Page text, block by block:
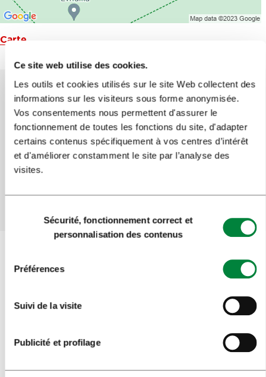
Ce site web utilise des cookies.
Les outils et cookies utilisés sur le site Web collectent des
informations sur les visiteurs sous forme anonymisée.
Vos consentements nous permettent d'assurer le
fonctionnement de toutes les fonctions du site, d'adapter
certains contenus spécifiquement à vos centres d’intérêt
et d'améliorer constamment le site par l’analyse des
visites.
consentement
Sécurité, fonctionnement correct et
personnalisation des contenus
Préférences
Suivi de la visite
Publicité et profilage
Carte
Aidez-nous à améliorer le site
Avez-vous trouvé l'information que vous
recherchiez ?
Oui Non
newsletter